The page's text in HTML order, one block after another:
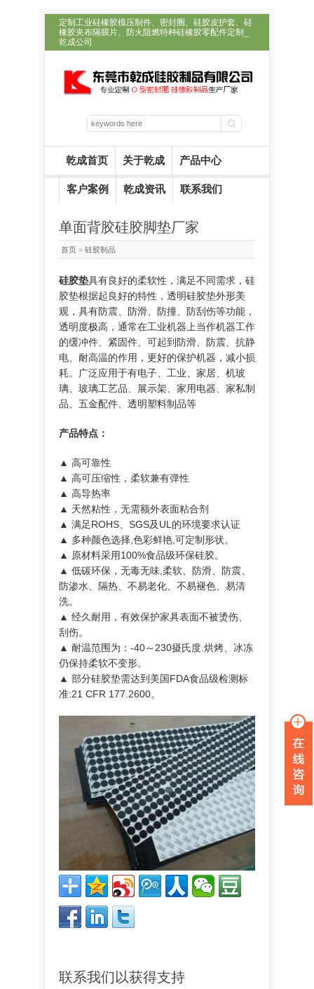
定制工业硅橡胶模压制件、密封圈、硅胶皮护套、硅
橡胶夹布隔膜片、防火阻燃特种硅橡胶零配件定制_
乾成公司
乾成首页 关于乾成 产品中心
客户案例 乾成资讯 联系我们
单面背胶硅胶脚垫厂家
首页 » 硅胶制品
硅胶垫具有良好的柔软性，满足不同需求，硅
胶垫根据起良好的特性，透明硅胶垫外形美
观，具有防震、防滑、防撞、防刮伤等功能，
透明度极高，通常在工业机器上当作机器工作
的缓冲件、紧固件、可起到防滑、防震、抗静
电、耐高温的作用，更好的保护机器，减小损
耗。广泛应用于有电子、工业、家居、机玻
璃、玻璃工艺品、展示架、家用电器、家私制
品、五金配件、透明塑料制品等
产品特点：
▲ 高可靠性
▲ 高可压缩性，柔软兼有弹性
▲ 高导热率
▲ 天然粘性，无需额外表面粘合剂
▲ 满足ROHS、SGS及UL的环境要求认证
▲ 多种颜色选择,色彩鲜艳,可定制形状。
▲ 原材料采用100%食品级环保硅胶。
▲ 低碳环保，无毒无味,柔软、防滑、防震、
防渗水、隔热、不易老化、不易褪色、易清
洗。
▲ 经久耐用，有效保护家具表面不被烫伤、
刮伤。
▲ 耐温范围为：-40～230摄氏度.烘烤、冰冻
仍保持柔软不变形。
▲ 部分硅胶垫需达到美国FDA食品级检测标
准:21 CFR 177.2600。
联系我们以获得支持